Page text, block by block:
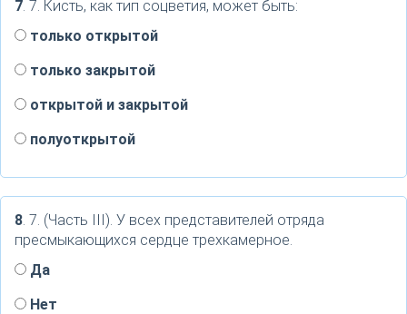
7. 7. Кисть, как тип соцветия, может быть:
только открытой
только закрытой
открытой и закрытой
полуоткрытой
8. 7. (Часть III). У всех представителей отряда
пресмыкающихся сердце трехкамерное.
Да
Нет